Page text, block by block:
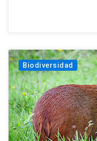
Biodiversidad